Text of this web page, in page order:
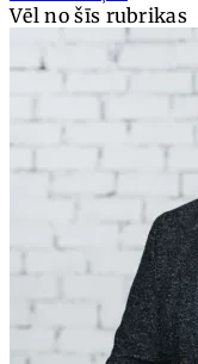
Vēl no šīs rubrikas